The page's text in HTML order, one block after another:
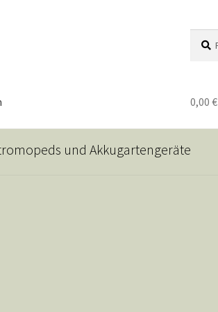
nach:
0,00 €
und Akkugartengeräte